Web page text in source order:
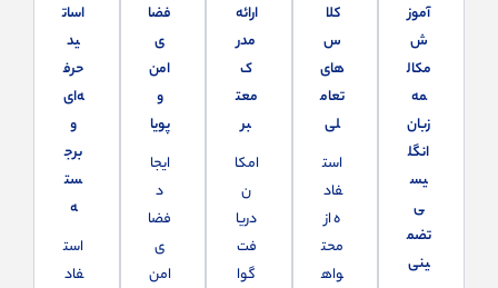
آموز
ش
مکال
مه
زبان
انگل
یس
ی
تضم
ینی
کلا
س‌
های
تعام
لی
است
فاد
ه از
محت
واه
ارائه
مدر
ک
معت
بر
امکا
ن
دریا
فت
گوا
فضا
ی
امن
و
پویا
ایجا
د
فضا
ی
امن
اسات
ید
حرف
ه‌ای
و
برج
ست
ه
است
فاد